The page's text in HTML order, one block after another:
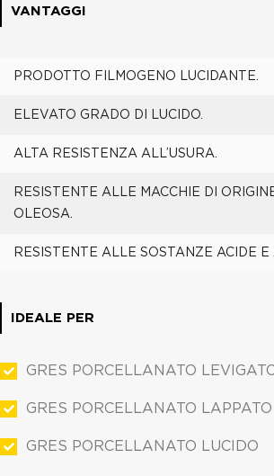
VANTAGGI
PRODOTTO FILMOGENO LUCIDANTE.
ELEVATO GRADO DI LUCIDO.
ALTA RESISTENZA ALL’USURA.
RESISTENTE ALLE MACCHIE DI
OLEOSA.
RESISTENTE ALLE SOSTANZE ACIDE E
IDEALE PER
GRES PORCELLANATO
GRES PORCELLANATO LAPPATO
GRES PORCELLANATO LUCIDO